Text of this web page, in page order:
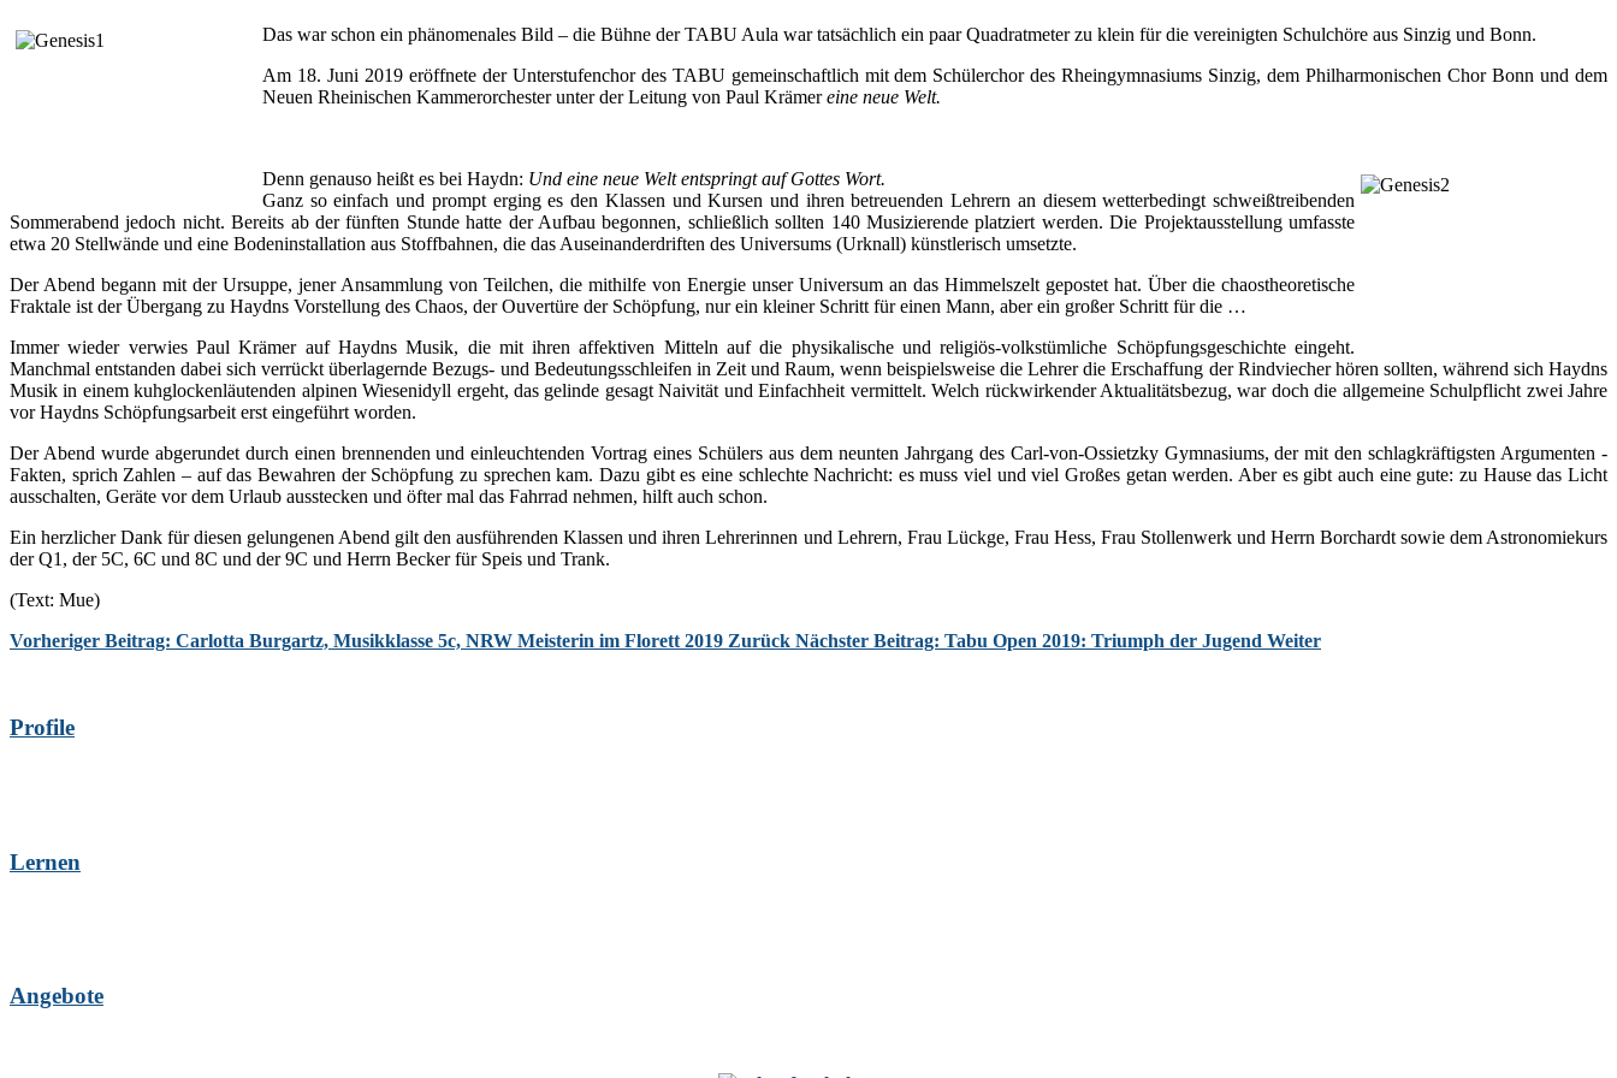
Das war schon ein phänomenales Bild – die Bühne der TABU Aula war tatsächlich ein paar Quadratmeter zu klein für die vereinigten Schulchöre aus Sinzig und Bonn.
Am 18. Juni 2019 eröffnete der Unterstufenchor des TABU gemeinschaftlich mit dem Schülerchor des Rheingymnasiums Sinzig, dem Philharmonischen Chor Bonn und dem
Neuen Rheinischen Kammerorchester unter der Leitung von Paul Krämereine neue Welt.
Denn genauso heißt es bei Haydn: Und eine neue Welt entspringt auf Gottes Wort.
Ganz so einfach und prompt erging es den Klassen und Kursen und ihren betreuenden Lehrern an diesem wetterbedingt schweißtreibenden
Sommerabend jedoch nicht. Bereits ab der fünften Stunde hatte der Aufbau begonnen, schließlich sollten 140 Musizierende platziert werden. Die Projektausstellung umfasste
etwa 20 Stellwände und eine Bodeninstallation aus Stoffbahnen, die das Auseinanderdriften des Universums (Urknall) künstlerisch umsetzte.
Der Abend begann mit der Ursuppe, jener Ansammlung von Teilchen, die mithilfe von Energie unser Universum an das Himmelszelt gepostet hat. Über die chaostheoretische
Fraktale ist der Übergang zu Haydns Vorstellung des Chaos, der Ouvertüre der Schöpfung, nur ein kleiner Schritt für einen Mann, aber ein großer Schritt für die …
Immer wieder verwies Paul Krämer auf Haydns Musik, die mit ihren affektiven Mitteln auf die physikalische und religiös-volkstümliche Schöpfungsgeschichte eingeht.
Manchmal entstanden dabei sich verrückt überlagernde Bezugs- und Bedeutungsschleifen in Zeit und Raum, wenn beispielsweise die Lehrer die Erschaffung der Rindviecher hören sollten, während sich Haydns
Musik in einem kuhglockenläutenden alpinen Wiesenidyll ergeht, das gelinde gesagt Naivität und Einfachheit vermittelt. Welch rückwirkender Aktualitätsbezug, war doch die allgemeine Schulpflicht zwei Jahre
vor Haydns Schöpfungsarbeit erst eingeführt worden.
Der Abend wurde abgerundet durch einen brennenden und einleuchtenden Vortrag eines Schülers aus dem neunten Jahrgang des Carl-von-Ossietzky Gymnasiums, der mit den schlagkräftigsten Argumenten -
Fakten, sprich Zahlen – auf das Bewahren der Schöpfung zu sprechen kam. Dazu gibt es eine schlechte Nachricht: es muss viel und viel Großes getan werden. Aber es gibt auch eine gute: zu Hause das Licht
ausschalten, Geräte vor dem Urlaub ausstecken und öfter mal das Fahrrad nehmen, hilft auch schon.
Ein herzlicher Dank für diesen gelungenen Abend gilt den ausführenden Klassen und ihren Lehrerinnen und Lehrern, Frau Lückge, Frau Hess, Frau Stollenwerk und Herrn Borchardt sowie dem Astronomiekurs
der Q1, der 5C, 6C und 8C und der 9C und Herrn Becker für Speis und Trank.
(Text: Mue)
Vorheriger Beitrag: Carlotta Burgartz, Musikklasse 5c, NRW Meisterin im Florett 2019 Zurück Nächster Beitrag: Tabu Open 2019: Triumph der Jugend Weiter
Profile
Lernen
Angebote